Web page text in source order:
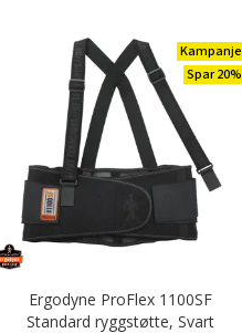
Kampanje
Spar 20%
Ergodyne ProFlex 1100SF
Standard ryggstøtte, Svart